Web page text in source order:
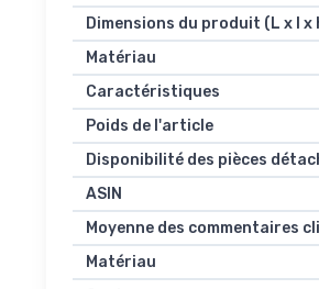
Dimensions du produit (L x l x
Matériau
Caractéristiques
Poids de l'article
Disponibilité des pièces
ASIN
Moyenne des commentaires
Matériau